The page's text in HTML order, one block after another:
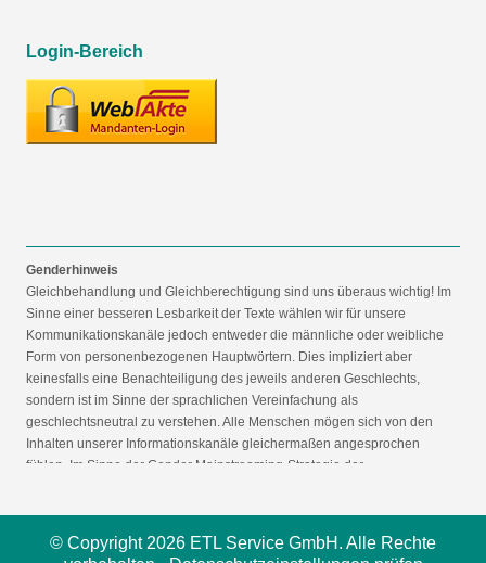
Login-Bereich
Genderhinweis
Gleichbehandlung und Gleichberechtigung sind uns überaus wichtig! Im
Sinne einer besseren Lesbarkeit der Texte wählen wir für unsere
Kommunikationskanäle jedoch entweder die männliche oder weibliche
Form von personenbezogenen Hauptwörtern. Dies impliziert aber
keinesfalls eine Benachteiligung des jeweils anderen Geschlechts,
sondern ist im Sinne der sprachlichen Vereinfachung als
geschlechtsneutral zu verstehen. Alle Menschen mögen sich von den
Inhalten unserer Informationskanäle gleichermaßen angesprochen
fühlen. Im Sinne der Gender Mainstreaming-Strategie der
© Copyright 2026 ETL Service GmbH. Alle Rechte